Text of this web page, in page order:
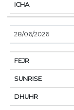
28/06/2026